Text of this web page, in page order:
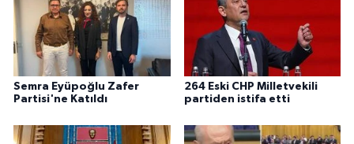
Semra Eyüpoğlu Zafer
Partisi'ne Katıldı
264 Eski CHP Milletvekili
partiden istifa etti